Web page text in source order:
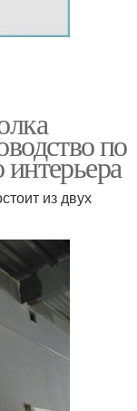
по
из двух